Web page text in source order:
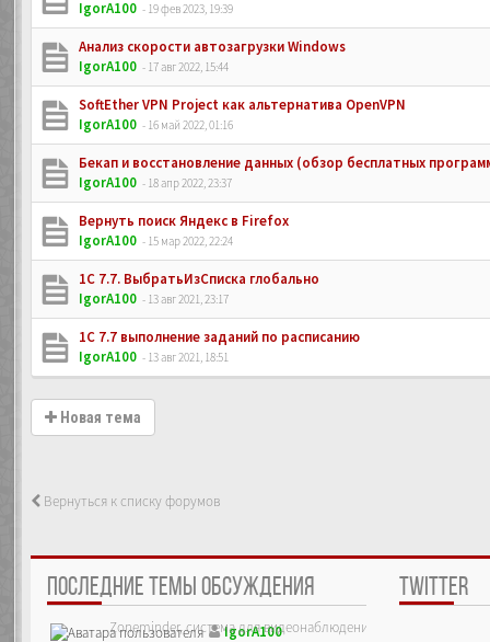
IgorA100 - 19 фев 2023, 19:39
Анализ скорости автозагрузки Windows
IgorA100 - 17 авг 2022, 15:44
SoftEther VPN Project как альтернатива OpenVPN
IgorA100 - 16 май 2022, 01:16
Бекап и восстановление данных (обзор бесплатных
IgorA100 - 18 апр 2022, 23:37
Вернуть поиск Яндекс в Firefox
IgorA100 - 15 мар 2022, 22:24
1C 7.7. ВыбратьИзСписка глобально
IgorA100 - 13 авг 2021, 23:17
1C 7.7 выполнение заданий по расписанию
IgorA100 - 13 авг 2021, 18:51
Новая тема
Вернуться к списку форумов
ПОСЛЕДНИЕ ТЕМЫ ОБСУЖДЕНИЯ
Zoneminder, система для видеонаблюдения
IgorA100
TWITTER